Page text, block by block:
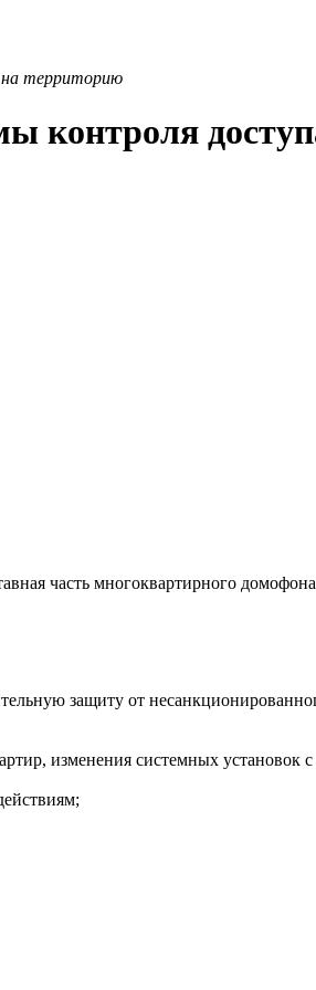
на территорию
часть многоквартирного
защиту от
изменения системных установок